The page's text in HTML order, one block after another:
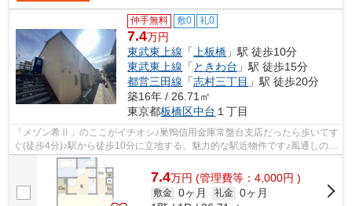
仲手無料 敷0 礼0
7.4万円
東武東上線 「 上板橋 」駅 徒歩10分
東武東上線 「 ときわ台 」駅 徒歩15分
都営三田線 「志村三丁目 」駅 徒歩20分
築16年 / 26.71㎡
東京都板橋区中台 １丁目
「メゾン希Ⅱ」のここがイチオシ♪巣鴨信用金庫常盤台支店だったら歩いてす
ぐ(徒歩4分)♪駅から徒歩10分に立地する、魅力的な駅近物件です♪風通しの良
いアパートは利便性が高く好条件です...
7.4万円 (管理費等：4,000円 )
敷金 0ヶ月 礼金 0ヶ月